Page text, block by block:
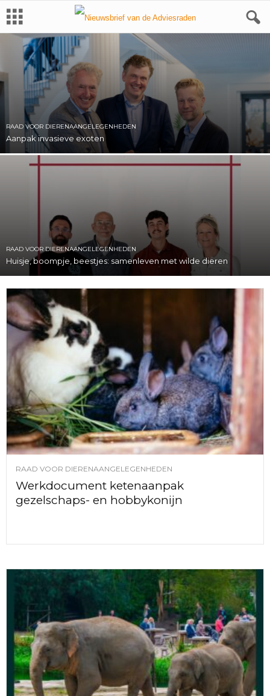
RAAD VOOR DIERENAANGELEGENHEDEN
Aanpak invasieve exoten
RAAD VOOR DIERENAANGELEGENHEDEN
Huisje, boompje, beestjes: samenleven met wilde dieren
RAAD VOOR DIERENAANGELEGENHEDEN
Werkdocument ketenaanpak
gezelschaps- en hobbykonijn